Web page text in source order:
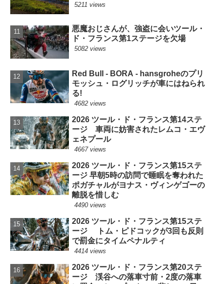
5211 views
悪魔おじさんが、強盗に会いツール・
ド・フランス第1ステージを欠場
5082 views
Red Bull - BORA - hansgroheのプリ
モッシュ・ログリッチが車にはねられ
る!
4682 views
2026 ツール・ド・フランス第14ステ
ージ 車両に妨害されたレムコ・エヴ
ェネプール
4667 views
2026 ツール・ド・フランス第15ステ
ージ 早朝5時の訪問で睡眠を奪われた
ポガチャルがヨナス・ヴィンゲゴーの
離脱を惜しむ
4490 views
2026 ツール・ド・フランス第15ステ
ージ トム・ピドコックが3回も反則
で罰金にタイムペナルティ
4414 views
2026 ツール・ド・フランス第20ステ
ージ 渓谷への落車寸前・2度の落車